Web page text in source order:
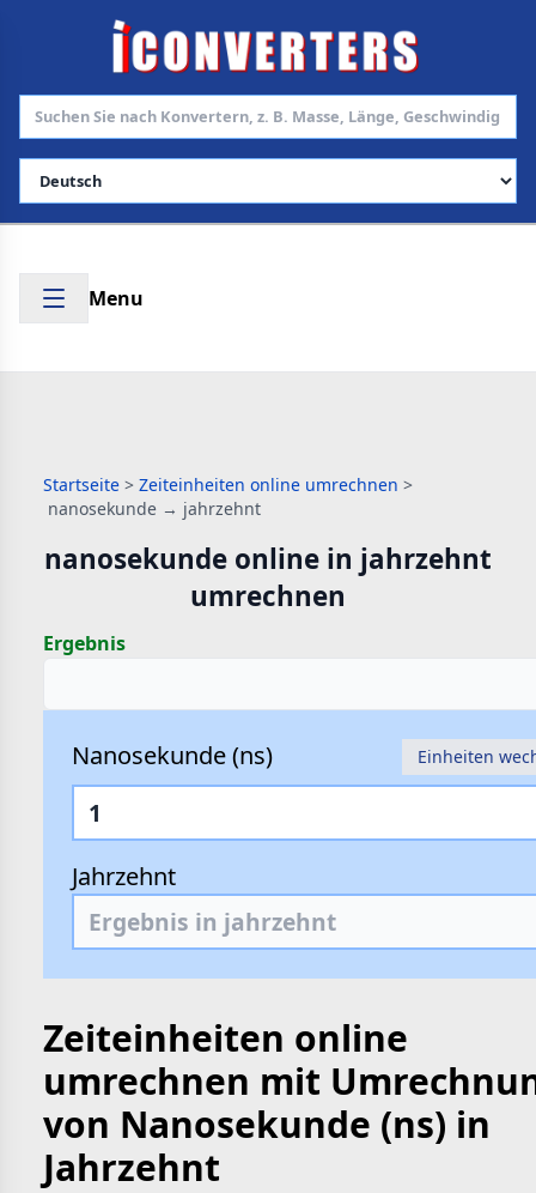
Sprache auswählen
Menu
Startseite > Zeiteinheiten online umrechnen >
nanosekunde → jahrzehnt
nanosekunde online in jahrzehnt
umrechnen
Ergebnis
Nanosekunde (ns) Einheiten
Jahrzehnt
Zeiteinheiten online
umrechnen mit
von Nanosekunde (ns) in
Jahrzehnt